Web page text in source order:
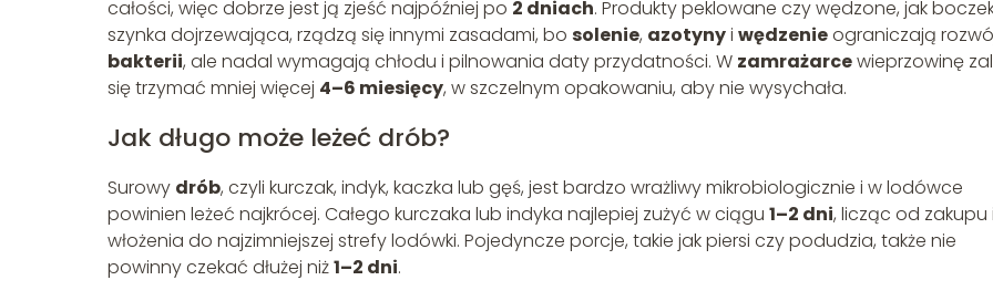
całości, więc dobrze jest ją zjeść najpóźniej po 2 dniach. Produkty peklowane czy wędzone, jak
szynka dojrzewająca, rządzą się innymi zasadami, bo solenie, azotynyi wędzenieograniczają
bakterii, ale nadal wymagają chłodu i pilnowania daty przydatności. W zamrażarcewieprzowinę
się trzymać mniej więcej 4–6 miesięcy, w szczelnym opakowaniu, aby nie wysychała.
Jak długo może leżeć drób?
Surowy drób, czyli kurczak, indyk, kaczka lub gęś, jest bardzo wrażliwy mikrobiologicznie i w lodówce
powinien leżeć najkrócej. Całego kurczaka lub indyka najlepiej zużyć w ciągu 1–2 dni, licząc od zakupu i
włożenia do najzimniejszej strefy lodówki. Pojedyncze porcje, takie jak piersi czy podudzia, także nie
powinny czekać dłużej niż1–2 dni.